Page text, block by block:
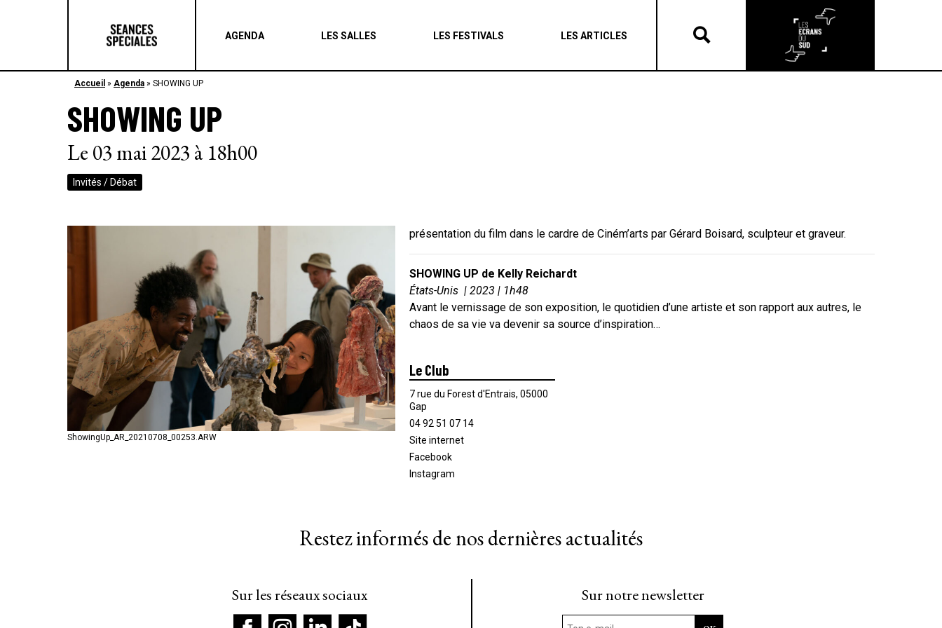
AGENDA LES SALLES LES FESTIVALS LES ARTICLES
Accueil » Agenda » SHOWING UP
SHOWING UP
Le 03 mai 2023 à 18h00
Invités / Débat
ShowingUp_AR_20210708_00253.ARW
présentation du film dans le cardre de Ciném’arts par Gérard Boisard, sculpteur et graveur.
SHOWING UP de Kelly Reichardt
États-Unis | 2023 | 1h48
Avant le vernissage de son exposition, le quotidien d’une artiste et son rapport aux autres, le
chaos de sa vie va devenir sa source d’inspiration…
Le Club
7 rue du Forest d'Entrais, 05000
Gap
04 92 51 07 14
Site internet
Facebook
Instagram
Restez informés de nos dernières actualités
Sur les réseaux sociaux Sur notre newsletter